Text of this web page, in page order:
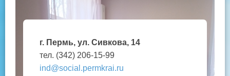
г. Пермь, ул. Сивкова, 14
тел. (342) 206-15-99
ind@social.permkrai.ru